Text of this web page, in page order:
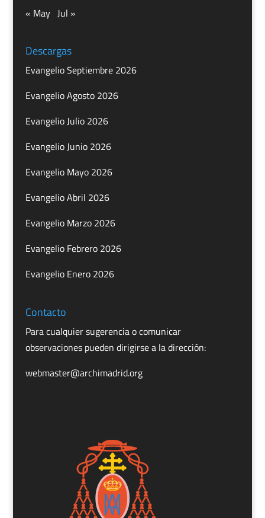
« May Jul »
Descargas
Evangelio Septiembre 2026
Evangelio Agosto 2026
Evangelio Julio 2026
Evangelio Junio 2026
Evangelio Mayo 2026
Evangelio Abril 2026
Evangelio Marzo 2026
Evangelio Febrero 2026
Evangelio Enero 2026
Contacto
Para cualquier sugerencia o comunicar
observaciones pueden dirigirse a la dirección:
webmaster@archimadrid.org